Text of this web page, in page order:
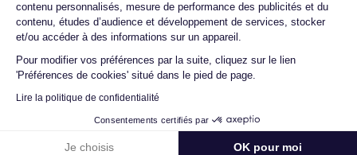
contenu personnalisés, mesure de performance des publicités et du
contenu, études d’audience et développement de services, stocker
et/ou accéder à des informations sur un appareil.
Pour modifier vos préférences par la suite, cliquez sur le lien
'Préférences de cookies' situé dans le pied de page.
Lire la politique de confidentialité
Consentements certifiés par
Je choisis OK pour moi